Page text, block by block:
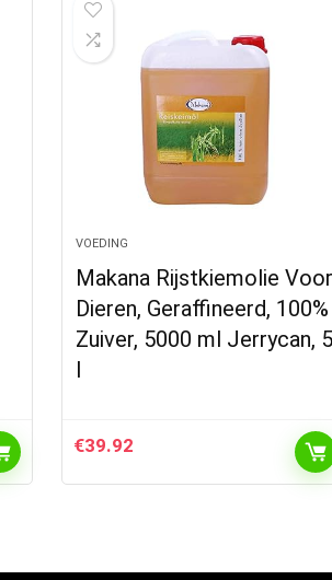
VOEDING
Makana Rijstkiemolie
Dieren, Geraffineerd, 100%
Zuiver, 5000 ml Jerrycan,
l
€39.92